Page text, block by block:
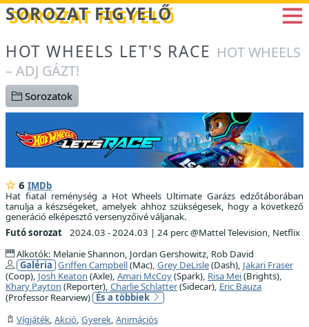
Betöltés...
SOROZAT FIGYELŐ
HOT WHEELS LET'S RACE HOT WHEELS
– ADJ GÁZT!
Sorozatok
6 IMDb
Hat fiatal reménység a Hot Wheels Ultimate Garázs edzőtáborában
tanulja a készségeket, amelyek ahhoz szükségesek, hogy a következő
generáció elképesztő versenyzőivé váljanak.
Futó sorozat
2024.03 - 2024.03 | 24 perc @Mattel Television, Netflix
Alkotók: Melanie Shannon, Jordan Gershowitz, Rob David
Galéria Griffen Campbell(Mac), Grey DeLisle(Dash), Jakari Fraser
(Coop), Josh Keaton (Axle), Amari McCoy(Spark), Risa Mei(Brights),
Khary Payton (Reporter), Charlie Schlatter(Sidecar), Eric Bauza
(Professor Rearview) És a többiek
Vígjáték, Akció, Gyerek, Animációs